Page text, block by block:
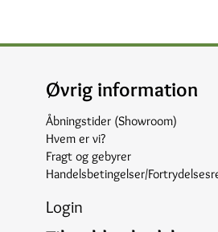
Øvrig information
Åbningstider (Showroom)
Hvem er vi?
Fragt og gebyrer
Handelsbetingelser/
Login